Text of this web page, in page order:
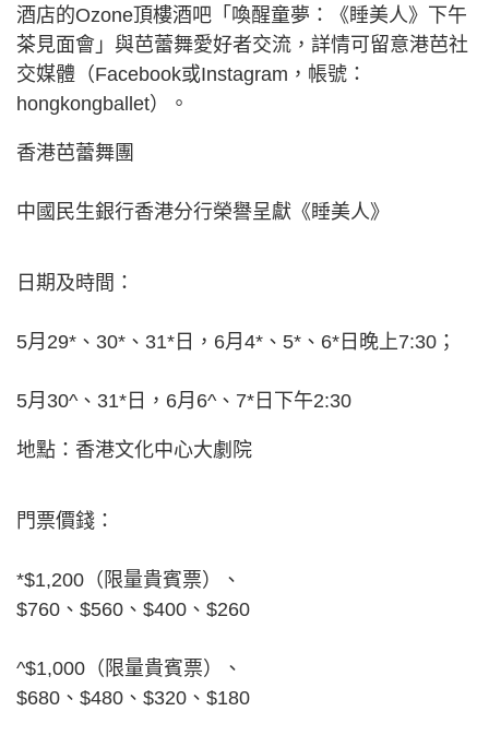
酒店的Ozone頂樓酒吧「喚醒童夢：《睡美人》下午
茶見面會」與芭蕾舞愛好者交流，詳情可留意港芭社
交媒體（Facebook或Instagram，帳號：
hongkongballet）。
香港芭蕾舞團
中國民生銀行香港分行榮譽呈獻《睡美人》
日期及時間：
5月29*、30*、31*日，6月4*、5*、6*日晚上7:30；
5月30^、31*日，6月6^、7*日下午2:30
地點：香港文化中心大劇院
門票價錢：
*$1,200（限量貴賓票）、
$760、$560、$400、$260
^$1,000（限量貴賓票）、
$680、$480、$320、$180